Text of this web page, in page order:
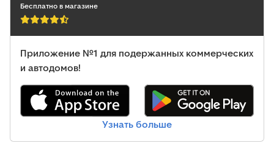
Бесплатно в магазине
Приложение №1 для подержанных коммерческих
и автодомов!
Узнать больше